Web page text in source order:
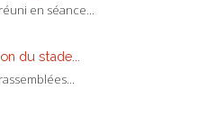
en séance...
du stade...